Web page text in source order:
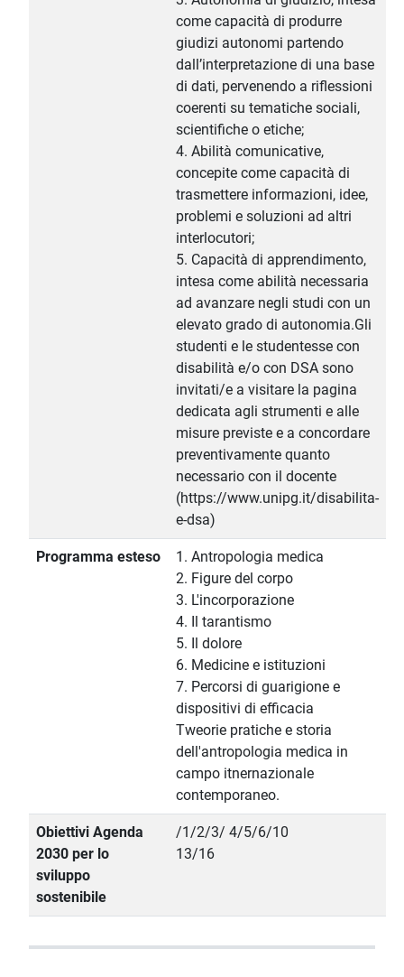
come capacità di produrre
giudizi autonomi partendo
dall’interpretazione di una base
di dati, pervenendo a riflessioni
coerenti su tematiche sociali,
scientifiche o etiche;
4. Abilità comunicative,
concepite come capacità di
trasmettere informazioni, idee,
problemi e soluzioni ad altri
interlocutori;
5. Capacità di apprendimento,
intesa come abilità necessaria
ad avanzare negli studi con un
elevato grado di autonomia.Gli
studenti e le studentesse con
disabilità e/o con DSA sono
invitati/e a visitare la pagina
dedicata agli strumenti e alle
misure previste e a concordare
preventivamente quanto
necessario con il docente
(https://www.unipg.it/disabilita-
e-dsa)
Programma esteso
1. Antropologia medica
2. Figure del corpo
3. L'incorporazione
4. Il tarantismo
5. Il dolore
6. Medicine e istituzioni
7. Percorsi di guarigione e
dispositivi di efficacia
Tweorie pratiche e storia
dell'antropologia medica in
campo itnernazionale
contemporaneo.
Obiettivi Agenda
2030 per lo
sviluppo
sostenibile
/1/2/3/ 4/5/6/10
13/16